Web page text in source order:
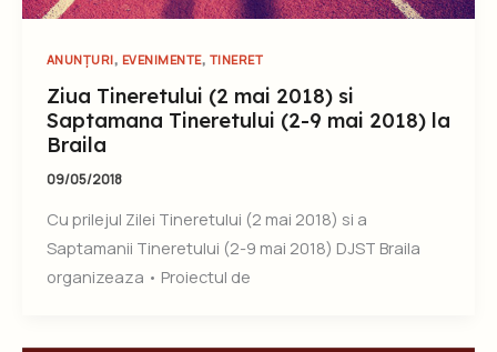
ANUNȚURI, EVENIMENTE, TINERET
Ziua Tineretului (2 mai 2018) si
Saptamana Tineretului (2-9 mai 2018) la
Braila
09/05/2018
Cu prilejul Zilei Tineretului (2 mai 2018) si a
Saptamanii Tineretului (2-9 mai 2018) DJST Braila
organizeaza • Proiectul de